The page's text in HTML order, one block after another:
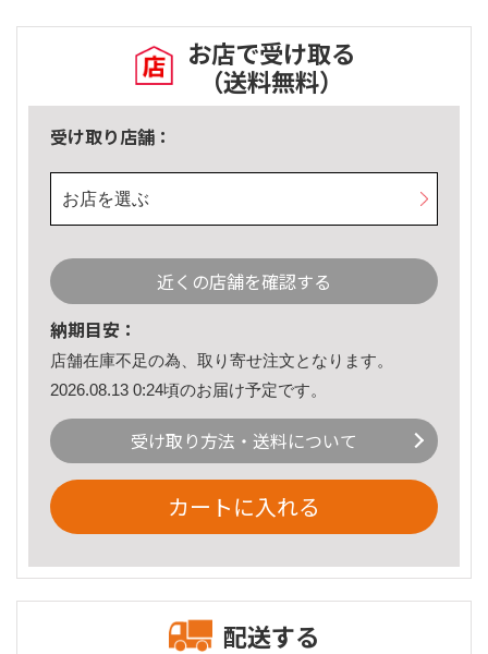
お店で受け取る
（送料無料）
受け取り店舗：
お店を選ぶ
近くの店舗を確認する
納期目安：
店舗在庫不足の為、取り寄せ注文となります。
2026.08.13 0:24頃のお届け予定です。
受け取り方法・送料について
カートに入れる
配送する